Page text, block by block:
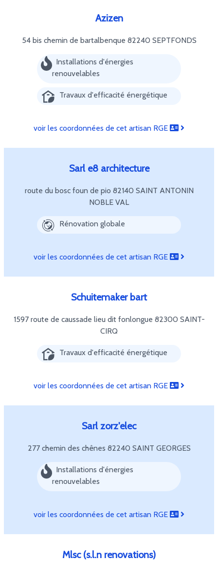
Azizen
54 bis chemin de bartalbenque 82240 SEPTFONDS
Installations d'énergies
renouvelables
Travaux d'efficacité énergétique
voir les coordonnées de cet artisan RGE
Sarl e8 architecture
route du bosc foun de pio 82140 SAINT ANTONIN
NOBLE VAL
Rénovation globale
voir les coordonnées de cet artisan RGE
Schuitemaker bart
1597 route de caussade lieu dit fonlongue 82300 SAINT-
CIRQ
Travaux d'efficacité énergétique
voir les coordonnées de cet artisan RGE
Sarl zorz'elec
277 chemin des chênes 82240 SAINT GEORGES
Installations d'énergies
renouvelables
voir les coordonnées de cet artisan RGE
Mlsc (s.l.n renovations)